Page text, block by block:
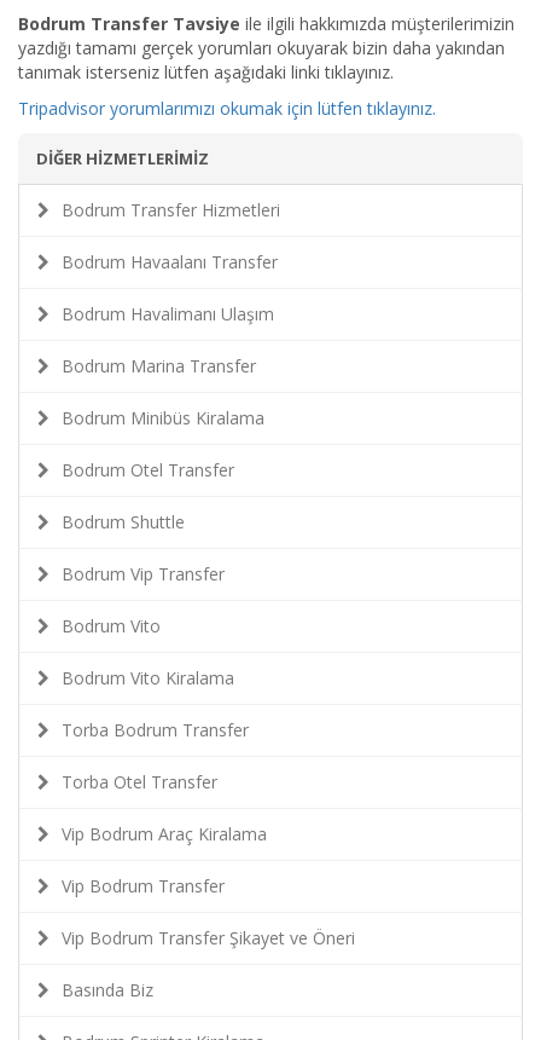
Bodrum Transfer Tavsiye ile ilgili hakkımızda müşterilerimizin
yazdığı tamamı gerçek yorumları okuyarak bizin daha yakından
tanımak isterseniz lütfen aşağıdaki linki tıklayınız.
Tripadvisor yorumlarımızı okumak için lütfen tıklayınız.
DİĞER HİZMETLERİMİZ
Bodrum Transfer Hizmetleri
Bodrum Havaalanı Transfer
Bodrum Havalimanı Ulaşım
Bodrum Marina Transfer
Bodrum Minibüs Kiralama
Bodrum Otel Transfer
Bodrum Shuttle
Bodrum Vip Transfer
Bodrum Vito
Bodrum Vito Kiralama
Torba Bodrum Transfer
Torba Otel Transfer
Vip Bodrum Araç Kiralama
Vip Bodrum Transfer
Vip Bodrum Transfer Şikayet ve Öneri
Basında Biz